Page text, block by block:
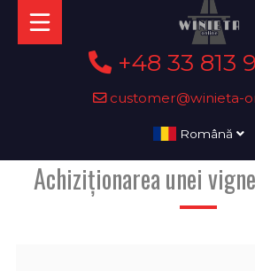
+48 33 813
customer@winieta-
Română
Achiziționarea unei